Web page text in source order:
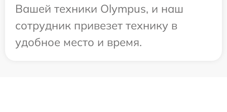
Вашей техники Olympus, и наш
сотрудник привезет технику в
удобное место и время.